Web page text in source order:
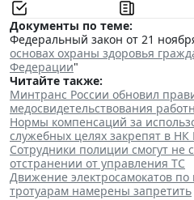
Документы по теме:
Федеральный закон от 21
основах охраны здоровья
Федерации"
Читайте также:
Минтранс России обновил
медосвидетельствования
Нормы компенсаций за
служебных целях закрепят в НК
Сотрудники полиции смогут не
отстранении от управления ТС
Движение электросамокатов
тротуарам намерены запретить